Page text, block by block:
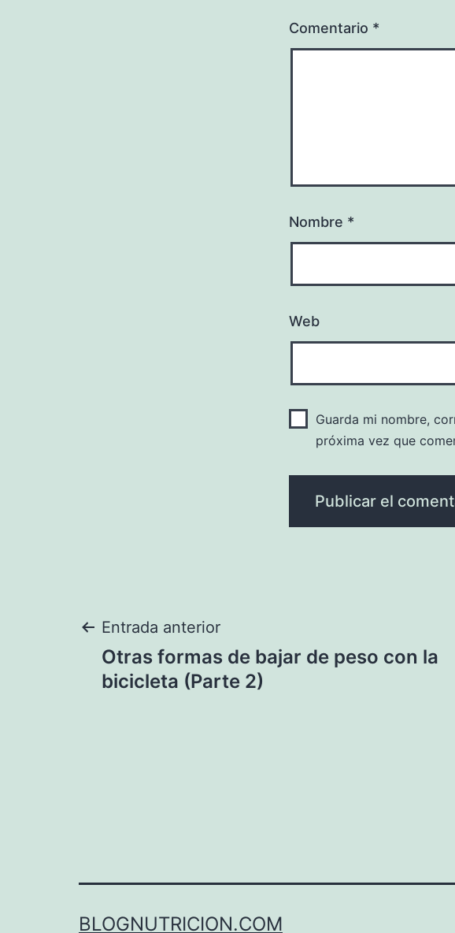
Comentario *
Nombre *
Web
Guarda mi nombre,
próxima vez que
Navegación
de
Entrada anterior
Otras formas de bajar de peso con la
bicicleta (Parte 2)
BLOGNUTRICION.COM